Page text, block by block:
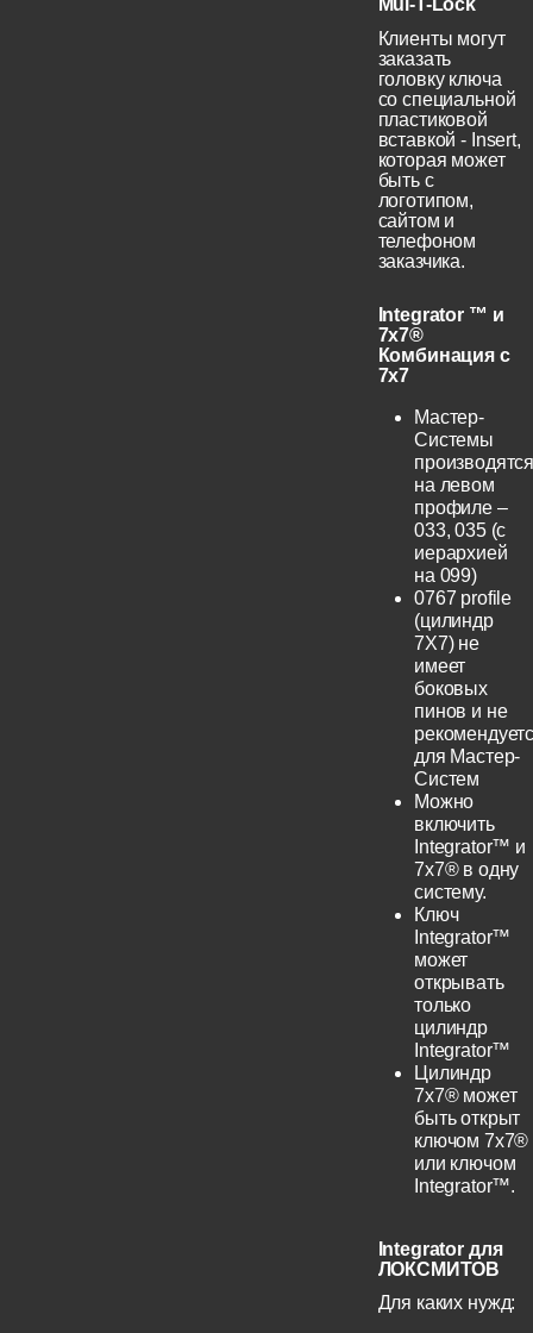
Mul-T-Lock
Клиенты могут
заказать
головку ключа
со специальной
пластиковой
вставкой - Insert,
которая может
быть с
логотипом,
сайтом и
телефоном
заказчика.
Integrator ™ и
7x7®
Комбинация с
7x7
Мастер-
Системы
на левом
профиле –
033, 035 (с
иерархией
на 099)
0767 profile
(цилиндр
7Х7) не
имеет
боковых
пинов и не
для Мастер-
Систем
Можно
включить
Integrator™ и
7x7® в одну
систему.
Ключ
Integrator™
может
открывать
только
цилиндр
Integrator™
Цилиндр
7х7® может
быть открыт
ключом 7х7®
или ключом
Integrator™.
Integrator для
ЛОКСМИТОВ
Для каких нужд: